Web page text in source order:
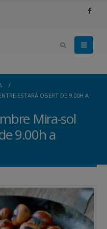
ESTARÀ OBERT DE 9.00H A
Mira-sol
9.00h a